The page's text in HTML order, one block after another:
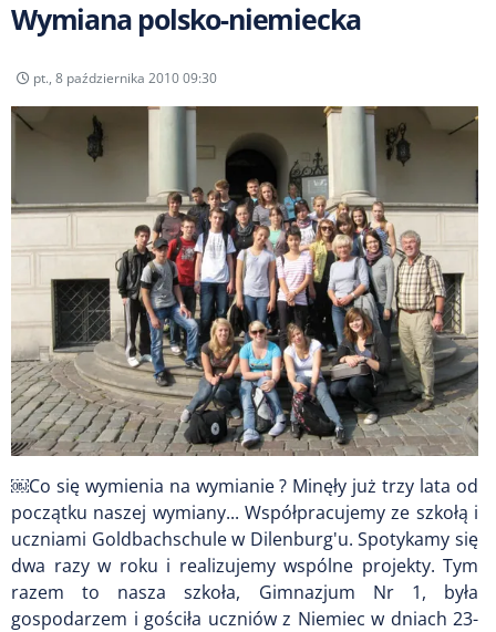
Wymiana polsko-niemiecka
pt., 8 października 2010 09:30
￼Co się wymienia na wymianie ? Minęły już trzy lata od
początku naszej wymiany... Współpracujemy ze szkołą i
uczniami Goldbachschule w Dilenburg'u. Spotykamy się
dwa razy w roku i realizujemy wspólne projekty. Tym
razem to nasza szkoła, Gimnazjum Nr 1, była
gospodarzem i gościła uczniów z Niemiec w dniach 23-